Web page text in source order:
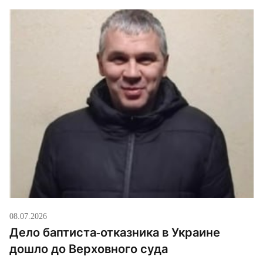
08.07.2026
Дело баптиста-отказника в Украине
дошло до Верховного суда